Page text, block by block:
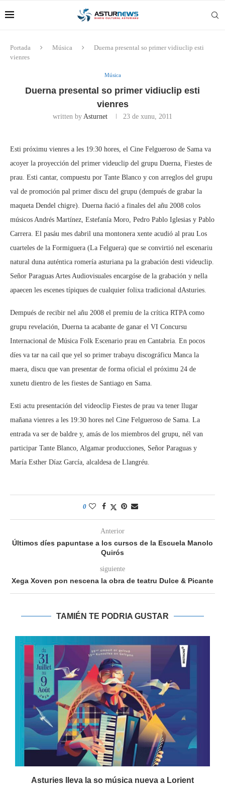
Portada Música
Duerna presental so primer vidiuclip esti
vienres
Música
Duerna presental so primer vidiuclip esti
vienres
written by Asturnet 23 de xunu, 2011
Esti próximu vienres a les 19:30 hores, el Cine Felgueroso de Sama va
acoyer la proyección del primer videuclip del grupu Duerna, Fiestes de
prau. Esti cantar, compuestu por Tante Blanco y con arreglos del grupu
val de promoción pal primer discu del grupu (dempués de grabar la
maqueta Dendel chigre). Duerna ñació a finales del añu 2008 colos
músicos Andrés Martínez, Estefanía Moro, Pedro Pablo Iglesias y Pablo
Carrera. El pasáu mes dabril una montonera xente acudió al prau Los
cuarteles de la Formiguera (La Felguera) que se convirtió nel escenariu
natural duna auténtica romería asturiana pa la grabación desti videuclip.
Señor Paraguas Artes Audiovisuales encargóse de la grabación y nella
apaecen les escenes típiques de cualquier folixa tradicional dAsturies.
Dempués de recibir nel añu 2008 el premiu de la crítica RTPA como
grupu revelación, Duerna ta acabante de ganar el VI Concursu
Internacional de Música Folk Escenario prau en Cantabria. En pocos
díes va tar na cail que yel so primer trabayu discográficu Manca la
maera, discu que van presentar de forma oficial el próximu 24 de
xunetu dientro de les fiestes de Santiago en Sama.
Esti actu presentación del videoclip Fiestes de prau va tener llugar
mañana vienres a les 19:30 hores nel Cine Felgueroso de Sama. La
entrada va ser de baldre y, amás de los miembros del grupu, nél van
participar Tante Blanco, Algamar producciones, Señor Paraguas y
María Esther Díaz García, alcaldesa de Llangréu.
0
Anterior
Últimos díes papuntase a los cursos de la Escuela Manolo
Quirós
siguiente
Xega Xoven pon nescena la obra de teatru Dulce & Picante
TAMIÉN TE PODRIA GUSTAR
Asturies lleva la so música nueva a Lorient